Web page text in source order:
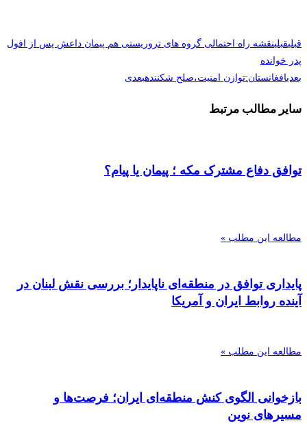
قبلیقبلینقشه راه احتمالی گروه های تروریستی هم پیمان داعش پس از افول
پدر خوانده
بعدیافغانستان:توازن امنیت،صلح شکنندهبعدی
سایر مطالب مرتبط
توافق دفاع مشترک مکه ؛ پیمان یا پیام؟
مطالعه این مطلب »
پایداری توافق در منطقه‌ای ناپایدار؛ بررسی نقش لبنان در
آینده روابط ایران و آمریکا
مطالعه این مطلب »
بازخوانی الگوی کنش منطقه‌ای ایران؛ فرصت‌ها و
مسیرهای نوین